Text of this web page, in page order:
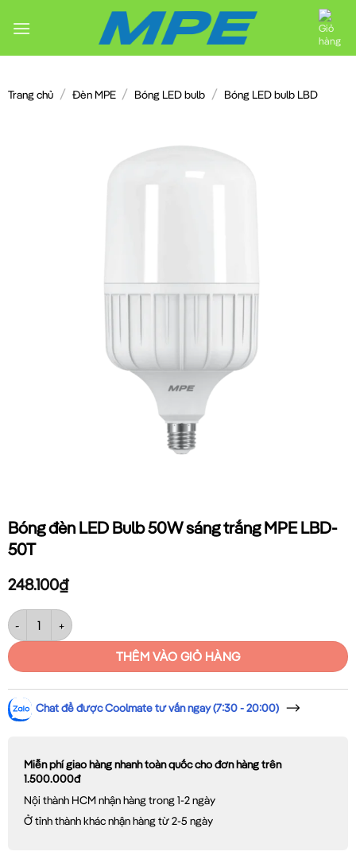
đến
Trang chủ / Đèn MPE / Bóng LED bulb / Bóng LED bulb LBD
Bóng đèn LED Bulb 50W sáng trắng MPE LBD-
50T
248.100₫
Bóng đèn LED Bulb 50W sáng trắng MPE LBD-50T số lượng
THÊM VÀO GIỎ HÀNG
Chat để được Coolmate tư vấn ngay (7:30 - 20:00)
Miễn phí giao hàng nhanh toàn quốc cho đơn hàng trên
1.500.000đ
Nội thành HCM nhận hàng trong 1-2 ngày
Ở tỉnh thành khác nhận hàng từ 2-5 ngày